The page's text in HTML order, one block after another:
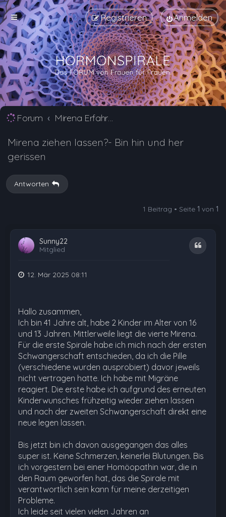
Anmelden
Registrieren
Forum Mirena Erfahrungsberichte und Nebenwirkungen
Mirena ziehen lassen?- Bin hin und her
gerissen
Antworten
1 Beitrag • Seite 1 von 1
Sunny22
Mitglied
Zitat
12. Mär 2025 08:11
Hallo zusammen,
Ich bin 41 Jahre alt, habe 2 Kinder im Alter von 16
und 13 Jahren. Mittlerweile liegt die vierte Mirena.
Für die erste Spirale habe ich mich nach der ersten
Schwangerschaft entschieden, da ich die Pille
(verschiedene wurden ausprobiert) davor jeweils
nicht vertragen hatte. Ich habe mit Migräne
reagiert. Die erste habe ich aufgrund des erneuten
Kinderwunsches frühzeitig wieder ziehen lassen
und nach der zweiten Schwangerschaft direkt eine
neue legen lassen.
Bis jetzt bin ich davon ausgegangen das alles
super ist. Keine Schmerzen, keinerlei Blutungen. Bis
ich vorgestern bei einer Homöopathin war, die in
den Raum geworfen hat, das die Spirale mit
verantwortlich sein kann für meine derzeitigen
Probleme.
Ich leide seit vielen vielen Jahren an